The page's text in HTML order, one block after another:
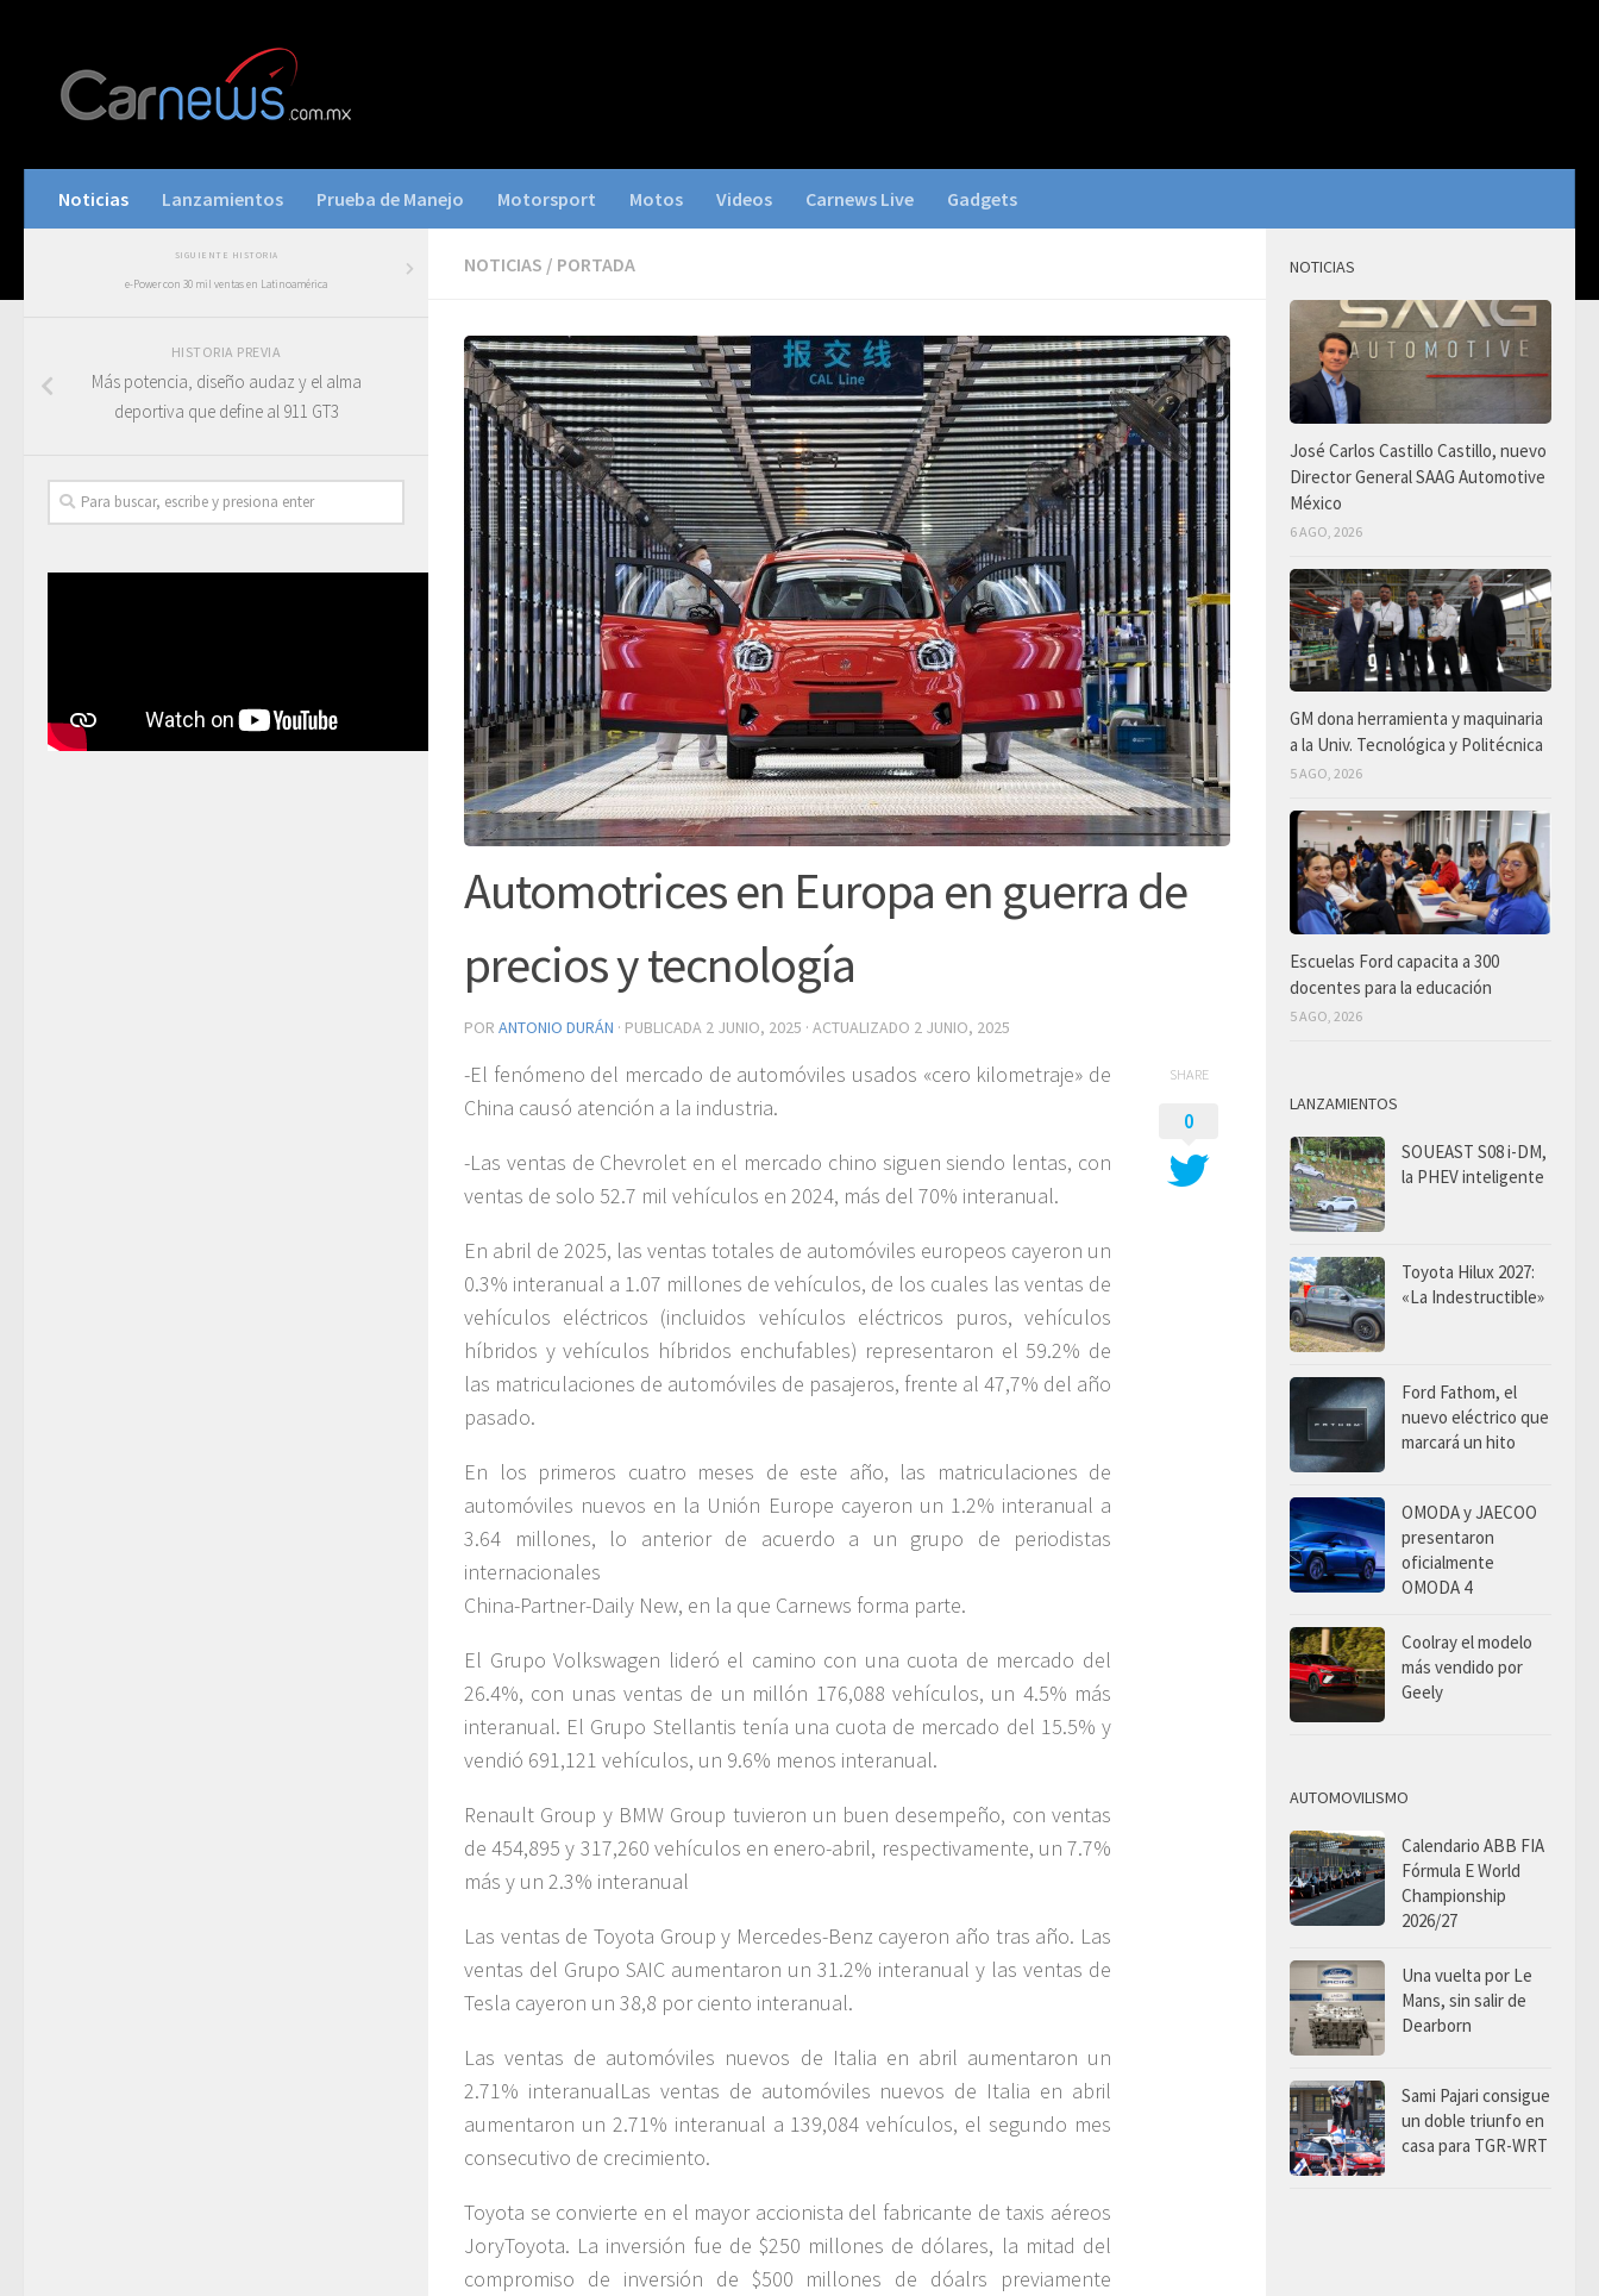
Noticias Lanzamientos Prueba de Manejo Motorsport Motos Videos Carnews Live Gadgets
NOTICIAS / PORTADA
Automotrices en Europa en guerra de
precios y tecnología
POR ANTONIO DURÁN · PUBLICADA 2 JUNIO, 2025 · ACTUALIZADO 2 JUNIO, 2025
-El fenómeno del mercado de automóviles usados «cero kilometraje» de
China causó atención a la industria.
-Las ventas de Chevrolet en el mercado chino siguen siendo lentas, con
ventas de solo 52.7 mil vehículos en 2024, más del 70% interanual.
En abril de 2025, las ventas totales de automóviles europeos cayeron un
0.3% interanual a 1.07 millones de vehículos, de los cuales las ventas de
vehículos eléctricos (incluidos vehículos eléctricos puros, vehículos
híbridos y vehículos híbridos enchufables) representaron el 59.2% de
las matriculaciones de automóviles de pasajeros, frente al 47,7% del año
pasado.
En los primeros cuatro meses de este año, las matriculaciones de
automóviles nuevos en la Unión Europe cayeron un 1.2% interanual a
3.64 millones, lo anterior de acuerdo a un grupo de periodistas
internacionales
China-Partner-Daily New, en la que Carnews forma parte.
El Grupo Volkswagen lideró el camino con una cuota de mercado del
26.4%, con unas ventas de un millón 176,088 vehículos, un 4.5% más
interanual. El Grupo Stellantis tenía una cuota de mercado del 15.5% y
vendió 691,121 vehículos, un 9.6% menos interanual.
Renault Group y BMW Group tuvieron un buen desempeño, con ventas
de 454,895 y 317,260 vehículos en enero-abril, respectivamente, un 7.7%
más y un 2.3% interanual
Las ventas de Toyota Group y Mercedes-Benz cayeron año tras año. Las
ventas del Grupo SAIC aumentaron un 31.2% interanual y las ventas de
Tesla cayeron un 38,8 por ciento interanual.
Las ventas de automóviles nuevos de Italia en abril aumentaron un
2.71% interanualLas ventas de automóviles nuevos de Italia en abril
aumentaron un 2.71% interanual a 139,084 vehículos, el segundo mes
consecutivo de crecimiento.
Toyota se convierte en el mayor accionista del fabricante de taxis aéreos
JoryToyota. La inversión fue de $250 millones de dólares, la mitad del
compromiso de inversión de $500 millones de dóalrs previamente
SHARE
0
SIGUIENTE HISTORIA
e-Power con 30 mil ventas en Latinoamérica
HISTORIA PREVIA
Más potencia, diseño audaz y el alma
deportiva que define al 911 GT3
NOTICIAS
José Carlos Castillo Castillo, nuevo
Director General SAAG Automotive
México
6 AGO, 2026
GM dona herramienta y maquinaria
a la Univ. Tecnológica y Politécnica
5 AGO, 2026
Escuelas Ford capacita a 300
docentes para la educación
5 AGO, 2026
LANZAMIENTOS
SOUEAST S08 i-DM,
la PHEV inteligente
Toyota Hilux 2027:
«La Indestructible»
Ford Fathom, el
nuevo eléctrico que
marcará un hito
OMODA y JAECOO
presentaron
oficialmente
OMODA 4
Coolray el modelo
más vendido por
Geely
AUTOMOVILISMO
Calendario ABB FIA
Fórmula E World
Championship
2026/27
Una vuelta por Le
Mans, sin salir de
Dearborn
Sami Pajari consigue
un doble triunfo en
casa para TGR-WRT